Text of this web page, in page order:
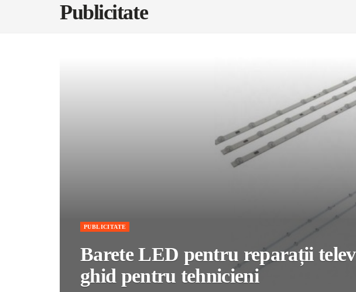
Publicitate
PUBLICITATE
Barete LED pentru reparații
ghid pentru tehnicieni